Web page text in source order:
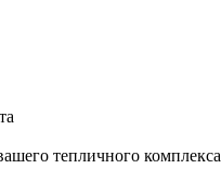
тепличного комплекса